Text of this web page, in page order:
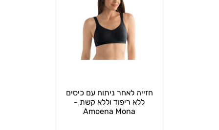
חזייה לאחר ניתוח עם כיסים
ללא ריפוד וללא קשת -
Amoena Mona